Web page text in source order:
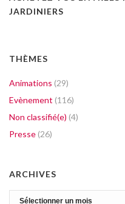
JARDINIERS
THÈMES
Animations (29)
Evènement (116)
Non classifié(e) (4)
Presse (26)
ARCHIVES
Archives